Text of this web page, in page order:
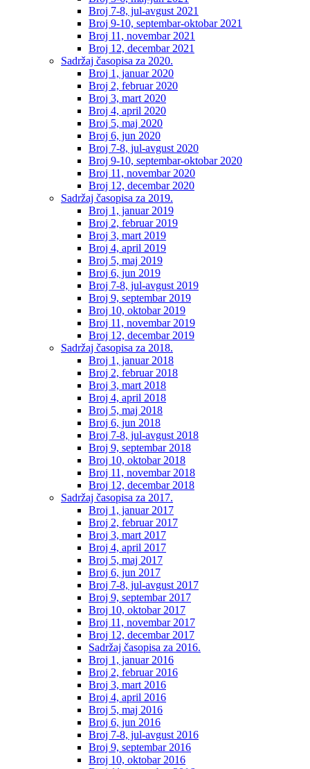
Broj 7-8, jul-avgust 2021
Broj 9-10, septembar-oktobar 2021
Broj 11, novembar 2021
Broj 12, decembar 2021
Sadržaj časopisa za 2020.
Broj 1, januar 2020
Broj 2, februar 2020
Broj 3, mart 2020
Broj 4, april 2020
Broj 5, maj 2020
Broj 6, jun 2020
Broj 7-8, jul-avgust 2020
Broj 9-10, septembar-oktobar 2020
Broj 11, novembar 2020
Broj 12, decembar 2020
Sadržaj časopisa za 2019.
Broj 1, januar 2019
Broj 2, februar 2019
Broj 3, mart 2019
Broj 4, april 2019
Broj 5, maj 2019
Broj 6, jun 2019
Broj 7-8, jul-avgust 2019
Broj 9, septembar 2019
Broj 10, oktobar 2019
Broj 11, novembar 2019
Broj 12, decembar 2019
Sadržaj časopisa za 2018.
Broj 1, januar 2018
Broj 2, februar 2018
Broj 3, mart 2018
Broj 4, april 2018
Broj 5, maj 2018
Broj 6, jun 2018
Broj 7-8, jul-avgust 2018
Broj 9, septembar 2018
Broj 10, oktobar 2018
Broj 11, novembar 2018
Broj 12, decembar 2018
Sadržaj časopisa za 2017.
Broj 1, januar 2017
Broj 2, februar 2017
Broj 3, mart 2017
Broj 4, april 2017
Broj 5, maj 2017
Broj 6, jun 2017
Broj 7-8, jul-avgust 2017
Broj 9, septembar 2017
Broj 10, oktobar 2017
Broj 11, novembar 2017
Broj 12, decembar 2017
Sadržaj časopisa za 2016.
Broj 1, januar 2016
Broj 2, februar 2016
Broj 3, mart 2016
Broj 4, april 2016
Broj 5, maj 2016
Broj 6, jun 2016
Broj 7-8, jul-avgust 2016
Broj 9, septembar 2016
Broj 10, oktobar 2016